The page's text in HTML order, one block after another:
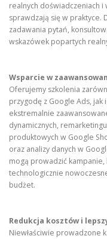
realnych doświadczeniach
sprawdzają się w praktyce.
zadawania pytań,
wskazówek popartych
Wsparcie w
Oferujemy szkolenia
przygodę z Google Ads, jak
ekstremalnie
dynamicznych,
produktowych w Google
oraz analizy danych w
mogą prowadzić
technologicznie
budżet.
Redukcja kosztów i
Niewłaściwie prowadzone